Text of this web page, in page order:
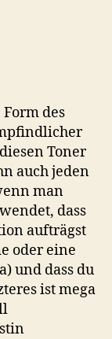
des
Toner
auch jeden
man
dass
aufträgst
oder eine
und dass du
ist mega